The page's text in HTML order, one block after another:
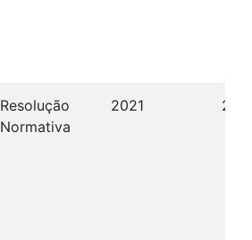
Resolução
Normativa
2021 29/